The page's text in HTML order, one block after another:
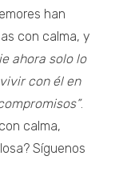
han
con calma, y
ahora solo lo
con él en
.
calma,
Síguenos